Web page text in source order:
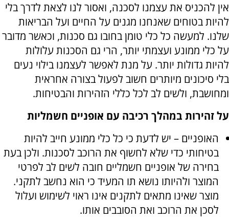
אין להכניס את עצמנו לסכנה, ואסור לנו לצאת לדרך בלי
להיות בטוחים שאנחנו מגנים על החיים ועל הבריאות
שלנו. למעשה כל כלי טומן בחובו גם סכנות, וכאשר מדובר
על כלי ממונע ועצמתי יותר, הרי גם הסכנות עלולות
להיות גדולות יותר. על מנת לאפשר לעצמנו בילוי נעים
בלי סיכונים מיותרים חשוב לפעול בצורה אחראית
ומחושבת, ולשים לב לכל כללי הזהירות והבטיחות.
על זהירות במהלך רכיבה עם אופניים חשמליות
האופניים – יש לדעת כי כל כלי ממונע חייב להיות
בטיחותי כדי שלא לחשוף את הרוכב לסכנות. ולכן בעת
בחירה של אופניים חשמליים חובה לשים לב לפרטי
המוצר ולהיותו נושא תו המעיד כי הוא נחשב לתקני.
מוצר שאינו מתאים לתקנים אינו ראוי לשימוש ועלול
לסכן את הרוכב ואת הסובבים אותו.